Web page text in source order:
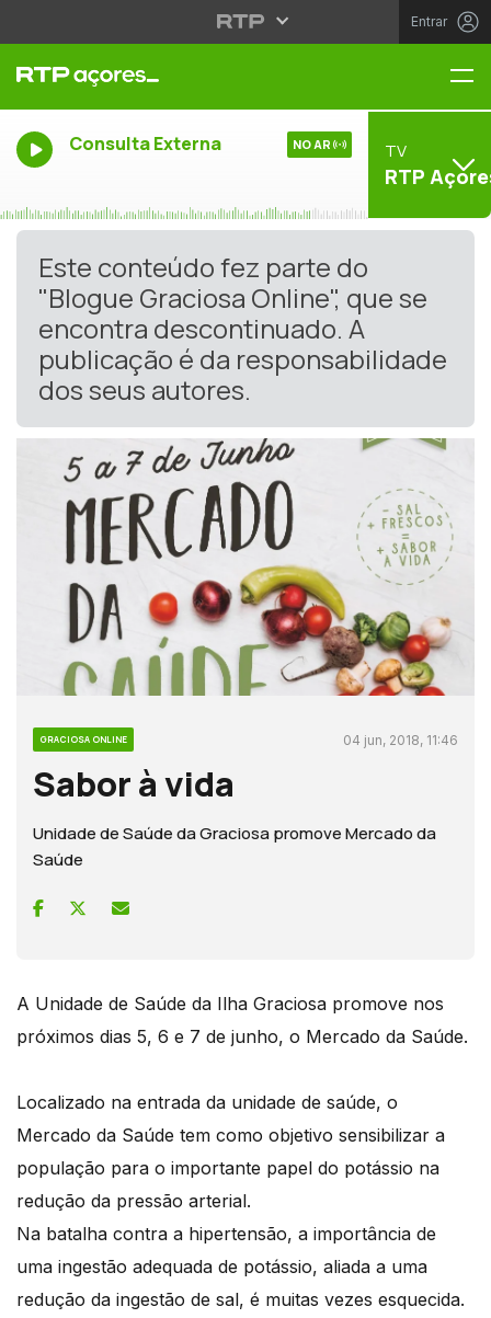
Entrar
Consulta Externa NO AR TV
RTP
Este conteúdo fez parte do
"Blogue Graciosa Online", que se
encontra descontinuado. A
publicação é da responsabilidade
dos seus autores.
GRACIOSA ONLINE 04 jun, 2018, 11:46
Sabor à vida
Unidade de Saúde da Graciosa promove Mercado da
Saúde
A Unidade de Saúde da Ilha Graciosa promove nos
próximos dias 5, 6 e 7 de junho, o Mercado da Saúde.
Localizado na entrada da unidade de saúde, o
Mercado da Saúde tem como objetivo sensibilizar a
população para o importante papel do potássio na
redução da pressão arterial.
Na batalha contra a hipertensão, a importância de
uma ingestão adequada de potássio, aliada a uma
redução da ingestão de sal, é muitas vezes esquecida.